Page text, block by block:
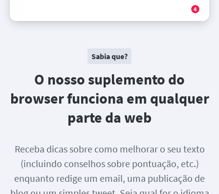
Sabia que?
O nosso suplemento do
browser funciona em qualquer
parte da web
Receba dicas sobre como melhorar o seu texto
(incluindo conselhos sobre pontuação, etc.)
enquanto redige um email, uma publicação de